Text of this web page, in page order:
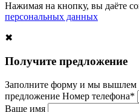
Нажимая на кнопку, вы даёте
персональных данных
✖
Получите предложение
Заполните форму и мы вышлем
предложение Номер телефона*
Ваше имя